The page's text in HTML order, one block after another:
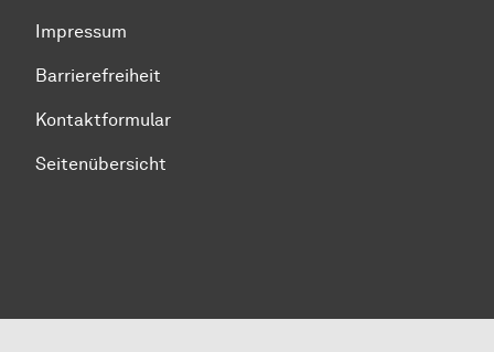
Impressum
Barrierefreiheit
Kontaktformular
Seitenübersicht